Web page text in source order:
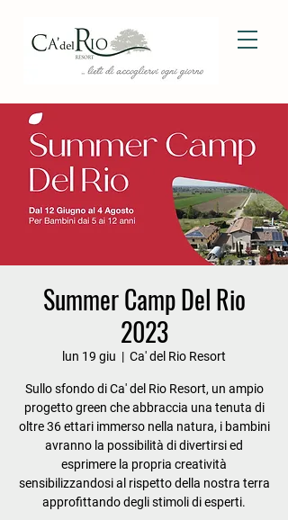
Summer Camp Del Rio
2023
lun 19 giu
  |
Ca' del Rio Resort
Sullo sfondo di Ca' del Rio Resort, un ampio
progetto green che abbraccia una tenuta di
oltre 36 ettari immerso nella natura, i bambini
avranno la possibilità di divertirsi ed
esprimere la propria creatività
sensibilizzandosi al rispetto della nostra terra
approfittando degli stimoli di esperti.